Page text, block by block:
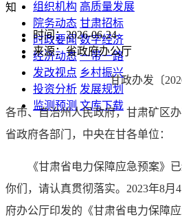
组织机构 高质量发展
院务动态 甘肃招标
时政要闻 数字经济
经济动态 一带一路
发改视点 乡村振兴
投资分析 发展规划
监测预测 文库下载
知
时间：2026-06-24
来源：省政府办公厅
甘政办发〔
各市、自治州人民政府，甘肃矿区
省政府各部门，中央在甘各单位：
《甘肃省电力保障应急预案》
你们，请认真贯彻落实。2023年8月
府办公厅印发的《甘肃省电力保障